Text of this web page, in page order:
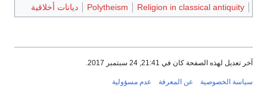
Religion in classical antiquity
Polytheism ديانات أخلاقية
آخر تعديل لهذه الصفحة كان في 21:41, 24 سبتمبر 2017.
سياسة الخصوصية عن المعرفة عدم مسؤولية